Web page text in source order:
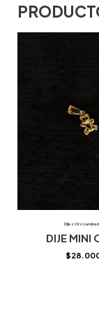
Dijes Oro
DIJE MINI
$